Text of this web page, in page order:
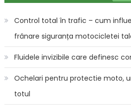
Control total în trafic – cum
frânare siguranța motocicletei
Fluidele invizibile care definesc
Ochelari pentru protectie moto,
totul